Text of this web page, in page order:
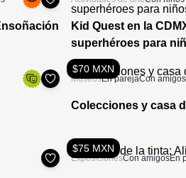
Kid Quest en la
superhéroes para
$70 MXN
MuseosEn parejaCon amigos
Colecciones y casa
$75 MXN
ExposicionesCon amigosEn